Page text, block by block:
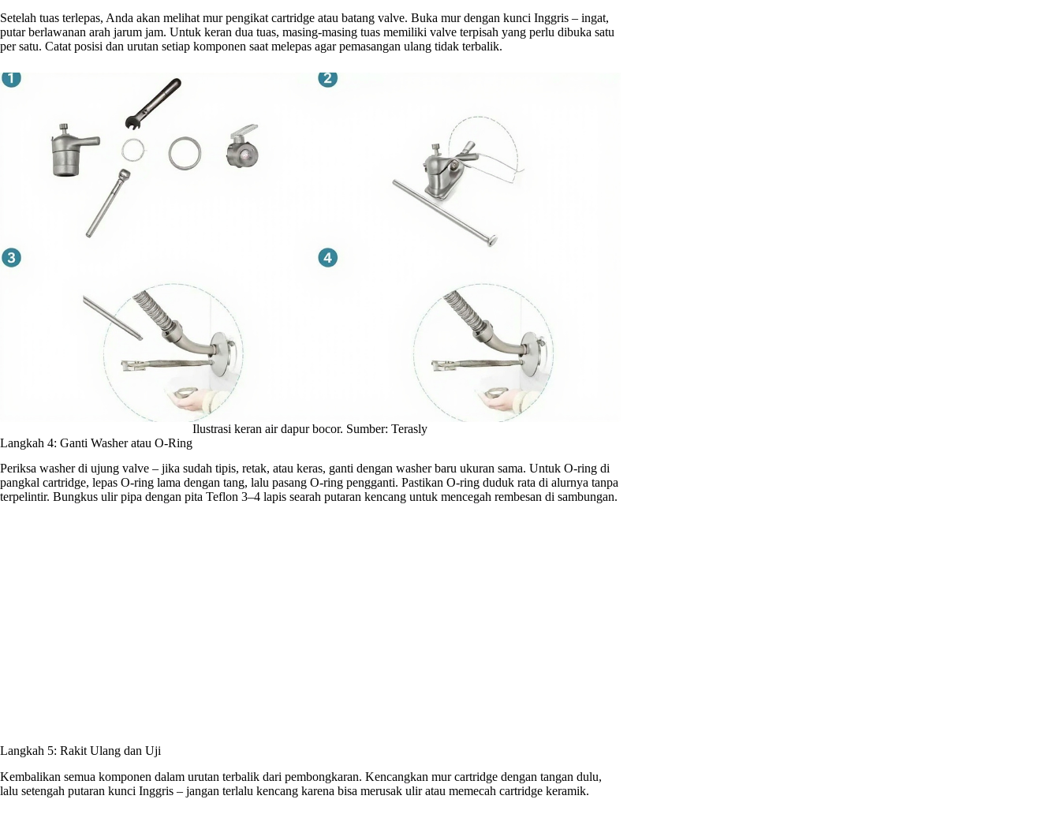
Setelah tuas terlepas, Anda akan melihat mur pengikat cartridge atau batang valve. Buka mur dengan kunci Inggris – ingat,
putar berlawanan arah jarum jam. Untuk keran dua tuas, masing-masing tuas memiliki valve terpisah yang perlu dibuka satu
per satu. Catat posisi dan urutan setiap komponen saat melepas agar pemasangan ulang tidak terbalik.
Ilustrasi keran air dapur bocor. Sumber: Terasly
Langkah 4: Ganti Washer atau O-Ring
Periksa washer di ujung valve – jika sudah tipis, retak, atau keras, ganti dengan washer baru ukuran sama. Untuk O-ring di
pangkal cartridge, lepas O-ring lama dengan tang, lalu pasang O-ring pengganti. Pastikan O-ring duduk rata di alurnya tanpa
terpelintir. Bungkus ulir pipa dengan pita Teflon 3–4 lapis searah putaran kencang untuk mencegah rembesan di sambungan.
Langkah 5: Rakit Ulang dan Uji
Kembalikan semua komponen dalam urutan terbalik dari pembongkaran. Kencangkan mur cartridge dengan tangan dulu,
lalu setengah putaran kunci Inggris – jangan terlalu kencang karena bisa merusak ulir atau memecah cartridge keramik.